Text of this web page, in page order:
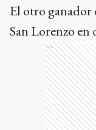
El otro ganador
San Lorenzo en
Ads